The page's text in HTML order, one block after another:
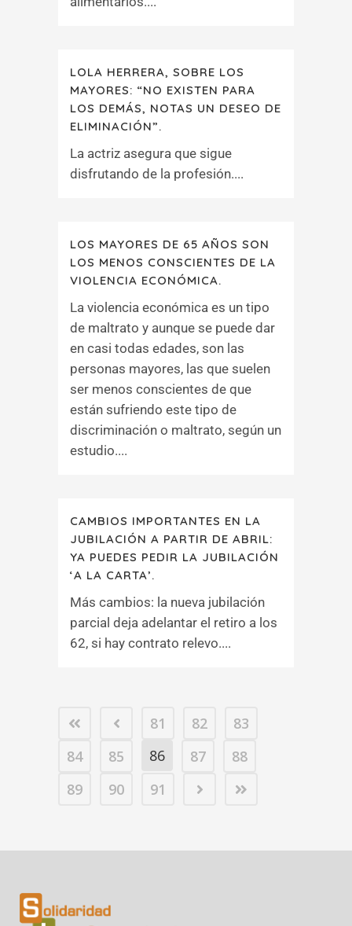
LOLA HERRERA, SOBRE LOS
MAYORES: “NO EXISTEN PARA
LOS DEMÁS, NOTAS UN DESEO DE
ELIMINACIÓN”.
La actriz asegura que sigue
disfrutando de la profesión....
LOS MAYORES DE 65 AÑOS SON
LOS MENOS CONSCIENTES DE LA
VIOLENCIA ECONÓMICA.
La violencia económica es un tipo
de maltrato y aunque se puede dar
en casi todas edades, son las
personas mayores, las que suelen
ser menos conscientes de que
están sufriendo este tipo de
discriminación o maltrato, según un
estudio....
CAMBIOS IMPORTANTES EN LA
JUBILACIÓN A PARTIR DE ABRIL:
YA PUEDES PEDIR LA JUBILACIÓN
‘A LA CARTA’.
Más cambios: la nueva jubilación
parcial deja adelantar el retiro a los
62, si hay contrato relevo....
81 82
83
84
85 86 87
88
89
90 91